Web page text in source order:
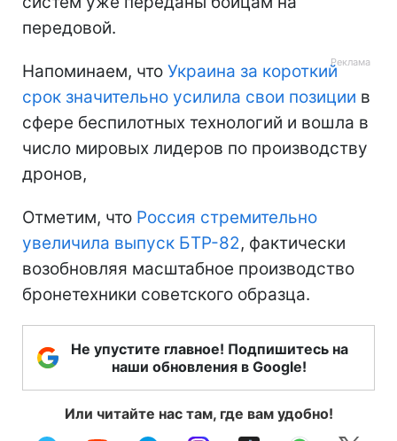
передовой.
Напоминаем, что Украина за короткий
срок значительно усилила свои позиции в
сфере беспилотных технологий и вошла в
число мировых лидеров по производству
дронов,
Отметим, что Россия стремительно
увеличила выпуск БТР-82, фактически
возобновляя масштабное производство
бронетехники советского образца.
Не упустите главное! Подпишитесь на
наши обновления в Google!
Или читайте нас там, где вам удобно!